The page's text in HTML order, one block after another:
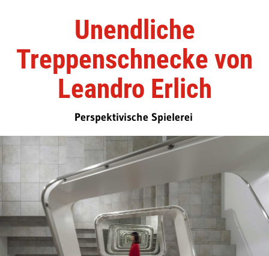
Unendliche
Treppenschnecke von
Leandro Erlich
Perspektivische Spielerei